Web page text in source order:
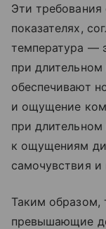
Эти
показателях,
температура —
при длительном
обеспечивают
и ощущение
при длительном
к ощущениям
самочувствия
Таким образом,
превышающие